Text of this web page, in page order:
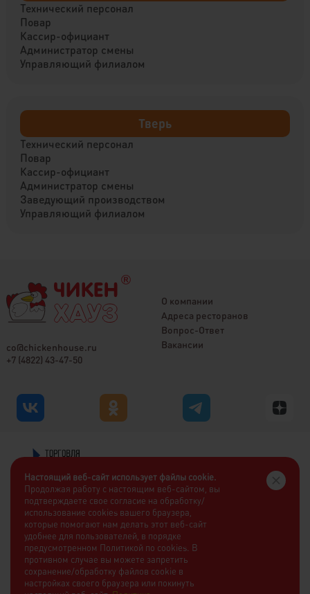
Технический персонал
Повар
Кассир-официант
Администратор смены
Управляющий филиалом
Тверь
Технический персонал
Повар
Кассир-официант
Администратор смены
Заведующий производством
Управляющий филиалом
co@chickenhouse.ru
+7 (4822) 43-47-50
О компании
Адреса ресторанов
Вопрос-Ответ
Вакансии
Настоящий веб-сайт использует файлы cookie.
Продолжая работу с настоящим веб-сайтом, вы
подтверждаете свое согласие на обработку/
использование cookies вашего браузера,
которые помогают нам делать этот веб-сайт
удобнее для пользователей, в порядке
предусмотренном Политикой по cookies. В
противном случае вы можете запретить
сохранение/обработку файлов cookie в
настройках своего браузера или покинуть